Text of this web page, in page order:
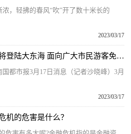
，轻拂的春风“吹”开了数十米长的
2023/03/17
三亚首届户外露营节即将登陆大东海 面向广大市民游客免费开放
都市报3月17日消息（记者沙晓峰）3月
2023/03/17
机的危害是什么？